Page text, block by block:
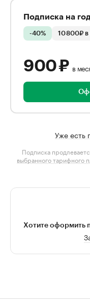
Подписка на
-40% 10 800₽ в
900 ₽ в
Уже есть
Подписка
выбранного тарифного
Хотите оформить